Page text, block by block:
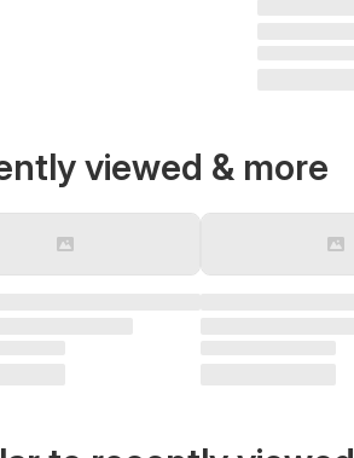
viewed & more